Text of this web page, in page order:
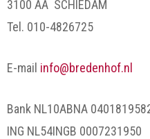
3100 AA SCHIEDAM
Tel. 010-4826725
E-mail info@bredenhof.nl
Bank NL10ABNA
ING NL54INGB 0007231950